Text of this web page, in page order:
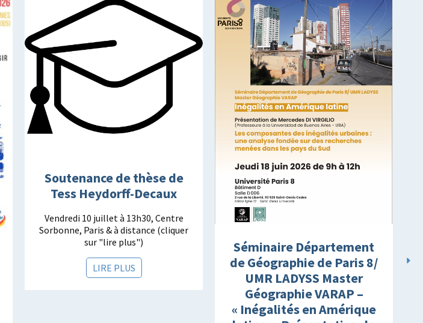
Soutenance de thèse de
Tess Heydorff-Decaux
Vendredi 10 juillet à 13h30, Centre
Sorbonne, Paris & à distance (cliquer
sur "lire plus")
LIRE PLUS
Séminaire Département
de Géographie de Paris 8/
UMR LADYSS Master
Géographie VARAP –
« Inégalités en Amérique